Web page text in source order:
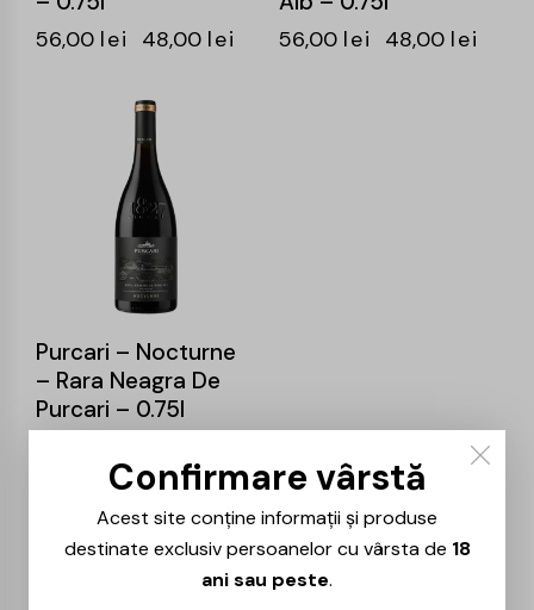
56,00 lei 48,00 lei 56,00 lei 48,00 lei
Purcari – Nocturne
– Rara Neagra De
Purcari – 0.75l
Confirmare vârstă
Acest site conține informații și produse
destinate exclusiv persoanelor cu vârsta de 18
ani sau peste.